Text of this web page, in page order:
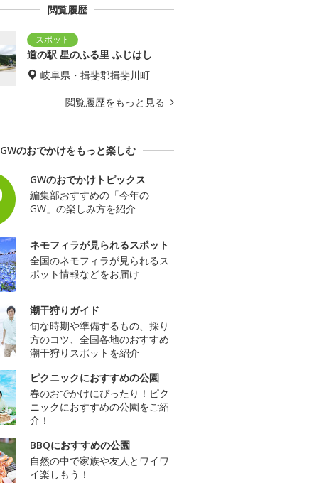
閲覧履歴
道の駅 星のふる里 ふじはし
岐阜県・揖斐郡揖斐川町
閲覧履歴をもっと見る
GWのおでかけをもっと楽しむ
GWのおでかけトピックス
編集部おすすめの「今年の
GW」の楽しみ方を紹介
ネモフィラが見られるスポット
全国のネモフィラが見られるス
ポット情報などをお届け
潮干狩りガイド
旬な時期や準備するもの、採り
方のコツ、全国各地のおすすめ
潮干狩りスポットを紹介
ピクニックにおすすめの公園
春のおでかけにぴったり！ピク
ニックにおすすめの公園をご紹
介！
BBQにおすすめの公園
自然の中で家族や友人とワイワ
イ楽しもう！